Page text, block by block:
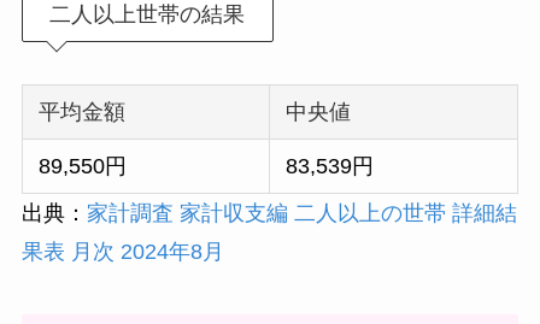
二人以上世帯の結果
平均金額 中央値
89,550円
83,539円
出典： 家計調査 家計収支編 二人以上の世帯 詳細結
果表 月次 2024年8月